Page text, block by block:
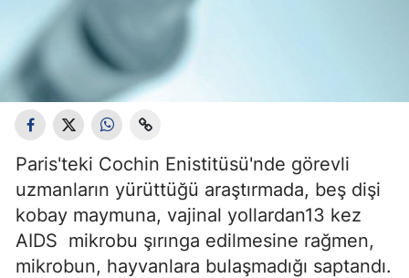
Paris'teki Cochin Enistitüsü'nde görevli
uzmanların yürüttüğü araştırmada, beş dişi
kobay maymuna, vajinal yollardan13 kez
AIDS mikrobu şırınga edilmesine rağmen,
mikrobun, hayvanlara bulaşmadığı saptandı.